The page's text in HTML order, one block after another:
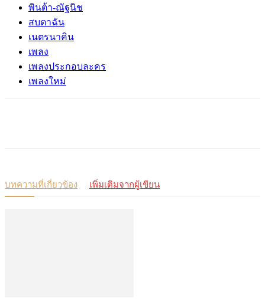
พินต้า-ณัฐนิช
สบตาฉัน
เนตรนาคิน
เพลง
เพลงประกอบละคร
เพลงใหม่
บทความที่เกี่ยวข้อง เพิ่มเติมจากผู้เขียน